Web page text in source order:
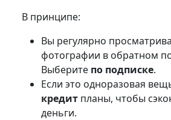
В принципе:
Вы регулярно
фотографии в обратном
Выберите по подписке.
Если это одноразовая
кредит планы, чтобы
деньги.